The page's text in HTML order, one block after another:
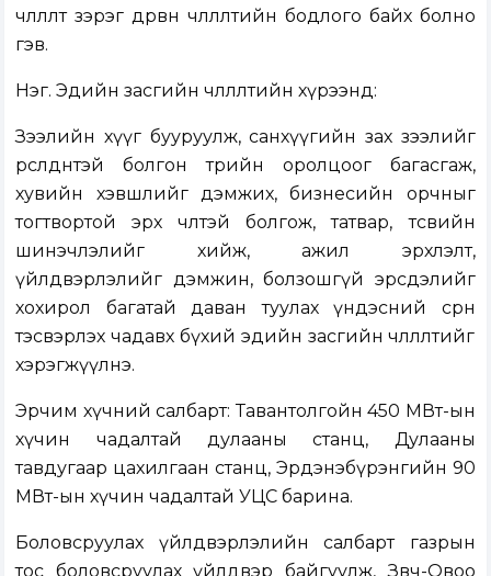
чөлөөлөлт зэрэг дөрвөн чөлөөлөлтийн бодлого байх болно
гэв.
Нэг. Эдийн засгийн чөлөөлөлтийн хүрээнд:
Зээлийн хүүг бууруулж, санхүүгийн зах зээлийг
өрсөлдөөнтэй болгон төрийн оролцоог багасгаж,
хувийн хэвшлийг дэмжих, бизнесийн орчныг
тогтвортой эрх чөлөөтэй болгож, татвар, төсвийн
шинэчлэлийг хийж, ажил эрхлэлт,
үйлдвэрлэлийг дэмжин, болзошгүй эрсдэлийг
хохирол багатай даван туулах үндэсний сөрөн
тэсвэрлэх чадавх бүхий эдийн засгийн чөлөөлөлтийг
хэрэгжүүлнэ.
Эрчим хүчний салбарт: Тавантолгойн 450 МВт-ын
хүчин чадалтай дулааны станц, Дулааны
тавдугаар цахилгаан станц, Эрдэнэбүрэнгийн 90
МВт-ын хүчин чадалтай УЦС барина.
Боловсруулах үйлдвэрлэлийн салбарт газрын
тос боловсруулах үйлдвэр байгуулж, Зөөвч-Овоо